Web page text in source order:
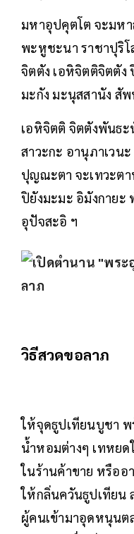
มหาอุปคุตโต จะมห
พะหูชะนา ราชาปุริโ
จิตตัง เอหิจิตติจิตตัง
มะกัง มะนุสสานัง สั
เอหิจิตติ จิตตังพันธะ
สาวะกะ อานุภาเวน
ปุญณะตา จะเทวะต
ปิยังมะมะ อิมังกายะ
อุปัจสะอิ ฯ
วิธีสวดขอลาภ
ให้จุดธูปเทียนบูชา
น้ำหอมต่างๆ เทหย
ในร้านค้าขาย หรืออ
ให้กลิ่นควันธูปเทียน
ผู้คนเข้ามาอุดหนุนต